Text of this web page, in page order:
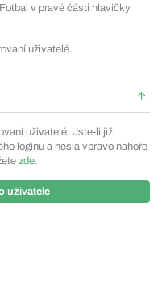
v pravé části hlavičky
uživatelé.
uživatelé. Jste-li již
loginu a hesla vpravo nahoře
zde.
uživatele